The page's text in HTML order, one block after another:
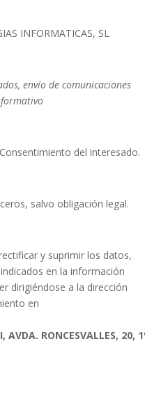
INFORMATICAS, SL
envío de comunicaciones
del interesado.
salvo obligación legal.
y suprimir los datos,
en la información
dirigiéndose a la dirección
en
AVDA. RONCESVALLES, 20,